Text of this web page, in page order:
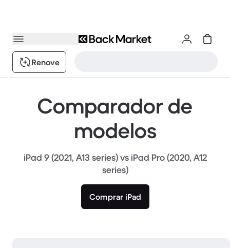
Renove
Comparador de
modelos
iPad 9 (2021, A13 series) vs iPad Pro (2020, A12
series)
Comprar iPad